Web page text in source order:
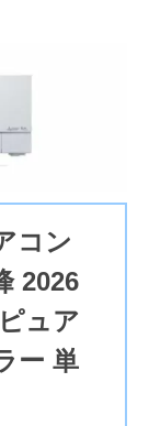
コン
2026
ュア
ー 単